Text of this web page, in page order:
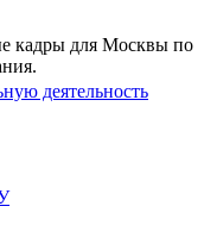
кадры для Москвы по
деятельность